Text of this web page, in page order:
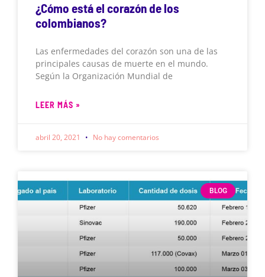
¿Cómo está el corazón de los
colombianos?
Las enfermedades del corazón son una de las
principales causas de muerte en el mundo.
Según la Organización Mundial de
LEER MÁS »
abril 20, 2021 No hay comentarios
BLOG